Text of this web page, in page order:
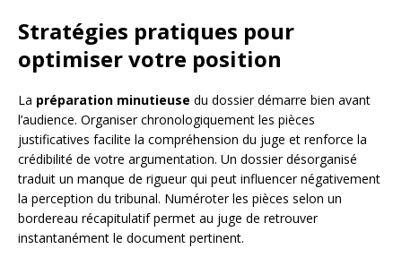
Stratégies pratiques pour
optimiser votre position
La préparation minutieuse du dossier démarre bien avant
l’audience. Organiser chronologiquement les pièces
justificatives facilite la compréhension du juge et renforce la
crédibilité de votre argumentation. Un dossier désorganisé
traduit un manque de rigueur qui peut influencer négativement
la perception du tribunal. Numéroter les pièces selon un
bordereau récapitulatif permet au juge de retrouver
instantanément le document pertinent.